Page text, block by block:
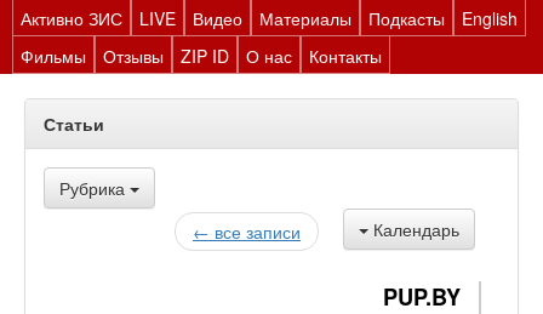
Активно ЗИС
LIVE Видео Материалы Подкасты
English
Фильмы
Отзывы ZIP ID О нас Контакты
Статьи
Рубрика
Календарь
← все записи
PUP.BY